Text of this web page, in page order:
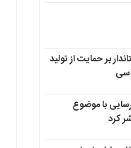
بر حمایت از تولید
با موضوع
کرد